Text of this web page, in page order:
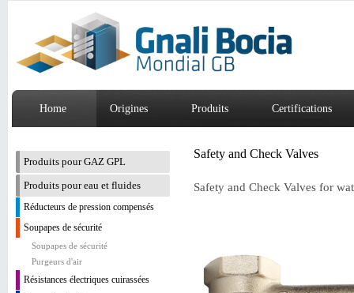
Home Origines Produits Certifications
Produits pour GAZ GPL
Produits pour eau et fluides
Réducteurs de pression compensés
Soupapes de sécurité
Soupapes de sécurité
Purgeurs d'air
Résistances électriques cuirassées
Safety and Check Valves
Safety and Check Valves for